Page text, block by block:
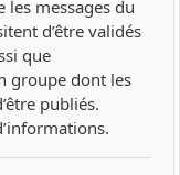
les messages du
d’être validés
que
groupe dont les
publiés.